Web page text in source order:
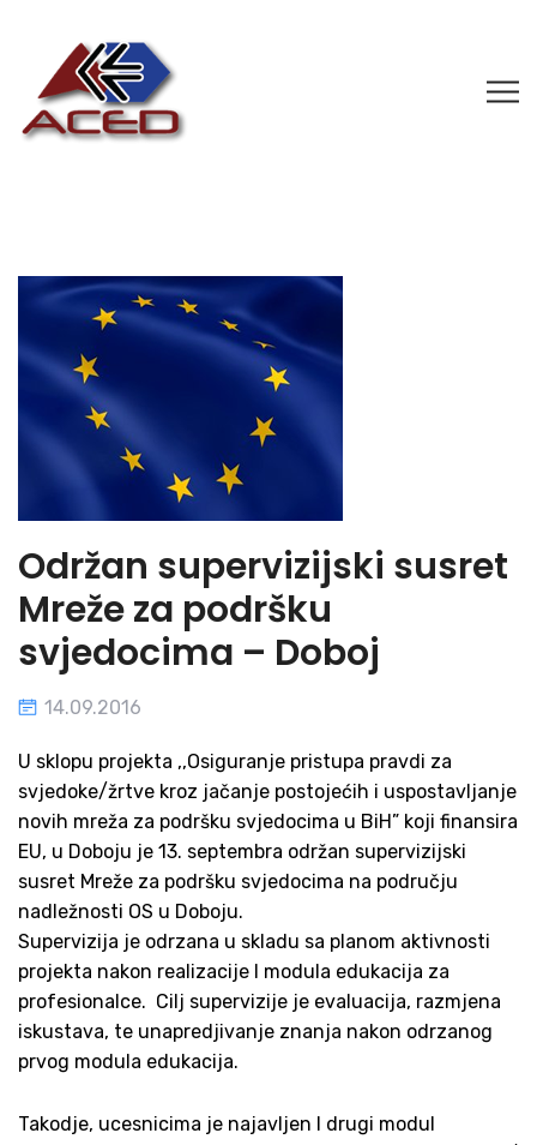
Održan supervizijski susret
Mreže za podršku
svjedocima – Doboj
14.09.2016
U sklopu projekta ,,Osiguranje pristupa pravdi za
svjedoke/žrtve kroz jačanje postojećih i uspostavljanje
novih mreža za podršku svjedocima u BiH” koji finansira
EU, u Doboju je 13. septembra održan supervizijski
susret Mreže za podršku svjedocima na području
nadležnosti OS u Doboju.
Supervizija je odrzana u skladu sa planom aktivnosti
projekta nakon realizacije I modula edukacija za
profesionalce. Cilj supervizije je evaluacija, razmjena
iskustava, te unapredjivanje znanja nakon odrzanog
prvog modula edukacija.
Takodje, ucesnicima je najavljen I drugi modul